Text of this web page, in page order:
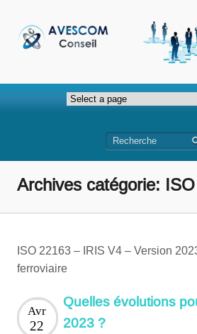
Archives catégorie:
ISO 22163 – IRIS V4 – Version
ferroviaire
Quelles évolutions
2023 ?
Avr
22